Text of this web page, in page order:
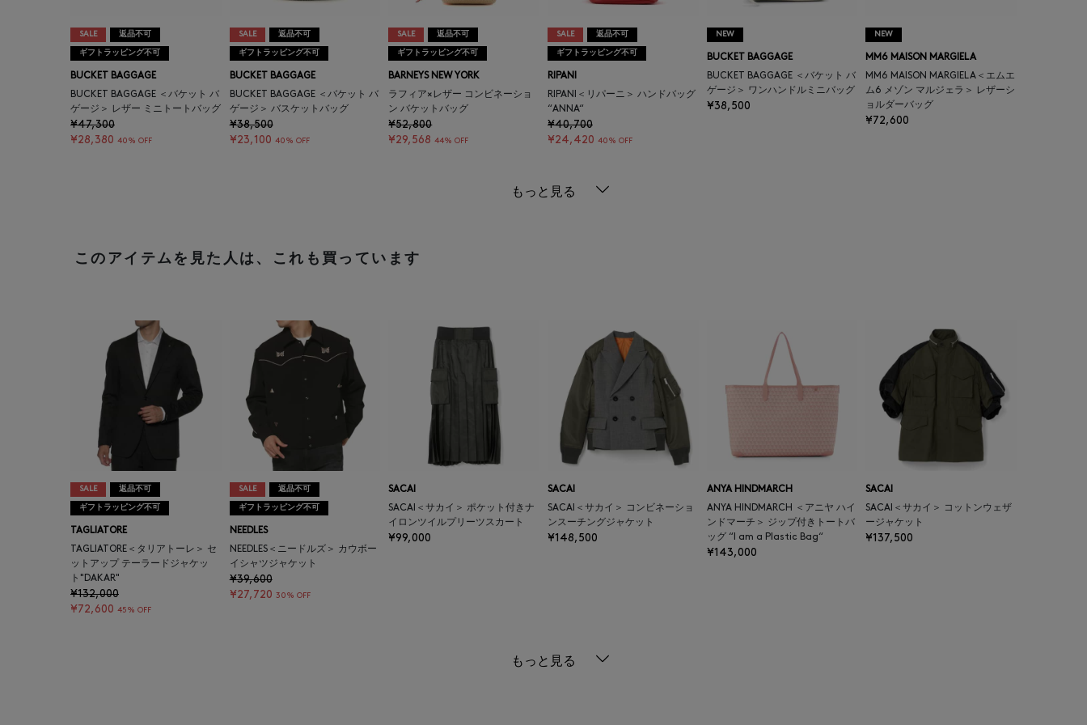
SALE 返品不可
ギフトラッピング不可
BUCKET BAGGAGE
BUCKET BAGGAGE ＜バケット バ
ゲージ＞ レザー ミニトートバッグ
¥47,300
¥28,380 40% OFF
SALE 返品不可
ギフトラッピング不可
BUCKET BAGGAGE
BUCKET BAGGAGE ＜バケット バ
ゲージ＞ バスケットバッグ
¥38,500
¥23,100 40% OFF
SALE 返品不可
ギフトラッピング不可
BARNEYS NEW YORK
ラフィア×レザー コンビネーショ
ン バケットバッグ
¥52,800
¥29,568 44% OFF
SALE 返品不可
ギフトラッピング不可
RIPANI
RIPANI＜リパーニ＞ ハンドバッグ
“ANNA“
¥40,700
¥24,420 40% OFF
NEW
BUCKET BAGGAGE
BUCKET BAGGAGE ＜バケット バ
ゲージ＞ ワンハンドルミニバッグ
¥38,500
NEW
MM6 MAISON MARGIELA
MM6 MAISON MARGIELA＜エムエ
ム6 メゾン マルジェラ＞ レザーシ
ョルダーバッグ
¥72,600
もっと見る
このアイテムを見た人は、これも買っています
SALE 返品不可
ギフトラッピング不可
TAGLIATORE
TAGLIATORE＜タリアトーレ＞ セ
ットアップ テーラードジャケッ
ト"DAKAR"
¥132,000
¥72,600 45% OFF
SALE 返品不可
ギフトラッピング不可
NEEDLES
NEEDLES＜ニードルズ＞ カウボー
イシャツジャケット
¥39,600
¥27,720 30% OFF
SACAI
SACAI＜サカイ＞ ポケット付きナ
イロンツイルプリーツスカート
¥99,000
SACAI
SACAI＜サカイ＞ コンビネーショ
ンスーチングジャケット
¥148,500
ANYA HINDMARCH
ANYA HINDMARCH ＜アニヤ ハイ
ンドマーチ＞ ジップ付きトートバ
ッグ “I am a Plastic Bag“
¥143,000
SACAI
SACAI＜サカイ＞ コットンウェザ
ージャケット
¥137,500
もっと見る